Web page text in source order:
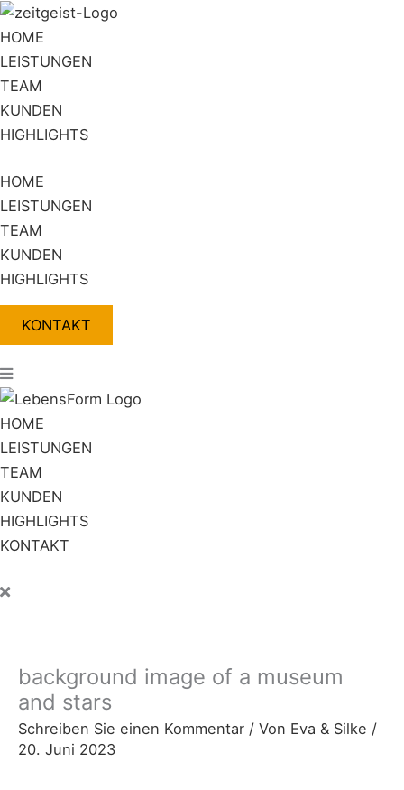
Zum
Inhalt
springen
HOME
LEISTUNGEN
TEAM
KUNDEN
HIGHLIGHTS
HOME
LEISTUNGEN
TEAM
KUNDEN
HIGHLIGHTS
KONTAKT
Flyout
Menu
HOME
LEISTUNGEN
TEAM
KUNDEN
HIGHLIGHTS
KONTAKT
background image of a museum
and stars
Schreiben Sie einen Kommentar / Von Eva & Silke /
20. Juni 2023